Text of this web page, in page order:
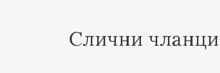
Слични чланци